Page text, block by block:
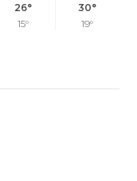
26°
15°
30°
19°